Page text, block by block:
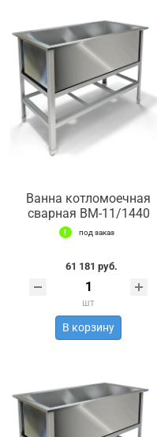
Ванна котломоечная
сварная ВМ-11/1440
под заказ
61 181 руб.
шт
В корзину